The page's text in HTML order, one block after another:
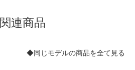
関連商品
◆同じモデルの商品を全て見る